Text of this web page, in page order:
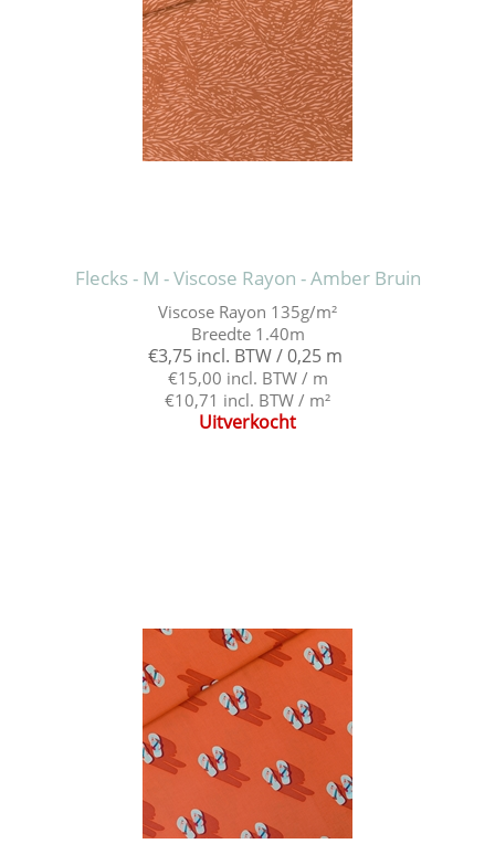
Flecks - M - Viscose Rayon - Amber Bruin
Viscose Rayon 135g/m²
Breedte 1.40m
€3,75 incl. BTW / 0,25 m
€15,00 incl. BTW / m
€10,71 incl. BTW / m²
Uitverkocht